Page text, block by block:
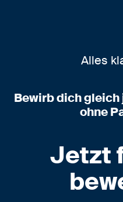
Alles
Bewirb dich
ohne
Jetzt